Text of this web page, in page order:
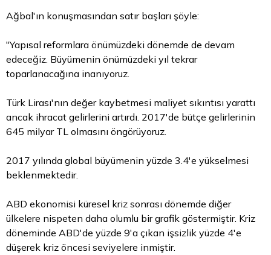
Ağbal'ın konuşmasından satır başları şöyle:
"Yapısal reformlara önümüzdeki dönemde de devam
edeceğiz. Büyümenin önümüzdeki yıl tekrar
toparlanacağına inanıyoruz.
Türk Lirası'nın değer kaybetmesi maliyet sıkıntısı yarattı
ancak ihracat gelirlerini artırdı. 2017'de bütçe gelirlerinin
645 milyar TL olmasını öngörüyoruz.
2017 yılında global büyümenin yüzde 3.4'e yükselmesi
beklenmektedir.
ABD ekonomisi küresel kriz sonrası dönemde diğer
ülkelere nispeten daha olumlu bir grafik göstermiştir. Kriz
döneminde ABD'de yüzde 9'a çıkan işsizlik yüzde 4'e
düşerek kriz öncesi seviyelere inmiştir.